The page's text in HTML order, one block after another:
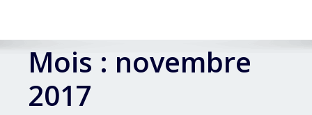
Mois : novembre
2017